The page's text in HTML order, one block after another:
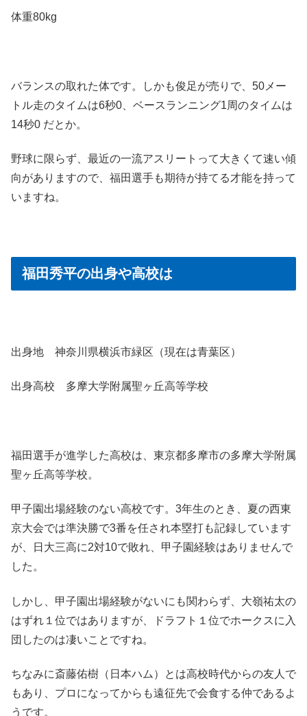
体重80kg
バランスの取れた体です。しかも俊足が売りで、50メー
トル走のタイムは6秒0、ベースランニング1周のタイムは
14秒0 だとか。
野球に限らず、最近の一流アスリートって大きくて速い傾
向がありますので、福田選手も期待が持てる才能を持って
いますね。
福田秀平の出身や高校は
出身地 神奈川県横浜市緑区（現在は青葉区）
出身高校 多摩大学附属聖ヶ丘高等学校
福田選手が進学した高校は、東京都多摩市の多摩大学附属
聖ヶ丘高等学校。
甲子園出場経験のない高校です。3年生のとき、夏の西東
京大会では準決勝で3番を任され本塁打も記録しています
が、日大三高に2対10で敗れ、甲子園経験はありませんで
した。
しかし、甲子園出場経験がないにも関わらず、大嶺祐太の
はずれ１位ではありますが、ドラフト１位でホークスに入
団したのは凄いことですね。
ちなみに斎藤佑樹（日本ハム）とは高校時代からの友人で
もあり、プロになってからも遠征先で会食する仲であるよ
うです。